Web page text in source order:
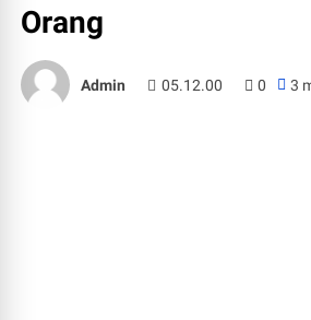
Orang
Admin 05.12.00 0 3